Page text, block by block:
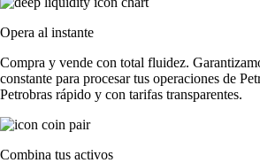
Opera al instante
Compra y vende con total fluidez.
constante para procesar tus operaciones de
Petrobras rápido y con tarifas transparentes.
Combina tus activos